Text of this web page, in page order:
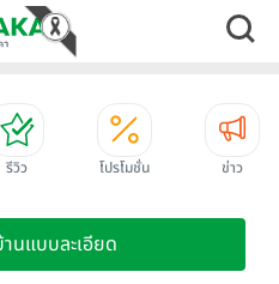
รีวิว โปรโมชั่น ข่าว
นแบบละเอียด